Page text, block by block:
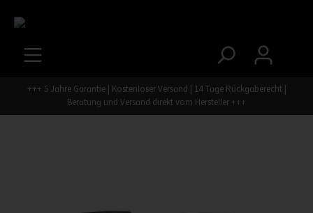
+++ 5 Jahre Garantie | Kostenloser Versand | 14 Tage Rückgaberecht |
Beratung und Versand direkt vom Hersteller +++